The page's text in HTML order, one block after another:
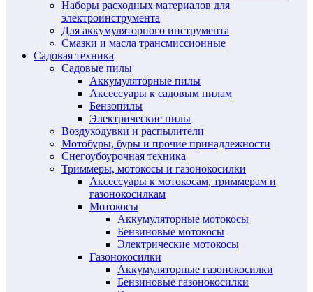
Наборы расходных материалов для
электроинструмента
Для аккумуляторного инструмента
Смазки и масла трансмиссионные
Садовая техника
Садовые пилы
Аккумуляторные пилы
Аксессуары к садовым пилам
Бензопилы
Электрические пилы
Воздуходувки и распылители
Мотобуры, буры и прочие принадлежности
Снегоубоурочная техника
Триммеры, мотокосы и газонокосилки
Аксессуары к мотокосам, триммерам и
газонокосилкам
Мотокосы
Аккумуляторные мотокосы
Бензиновые мотокосы
Электрические мотокосы
Газонокосилки
Аккумуляторные газонокосилки
Бензиновые газонокосилки